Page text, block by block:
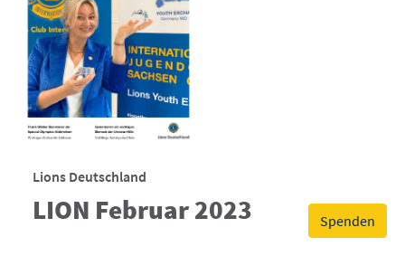
Spenden
Lions Deutschland
LION Februar 2023